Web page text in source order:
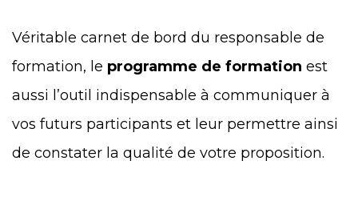
Véritable carnet de bord du responsable de
formation, le programme de formation est
aussi l’outil indispensable à communiquer à
vos futurs participants et leur permettre ainsi
de constater la qualité de votre proposition.